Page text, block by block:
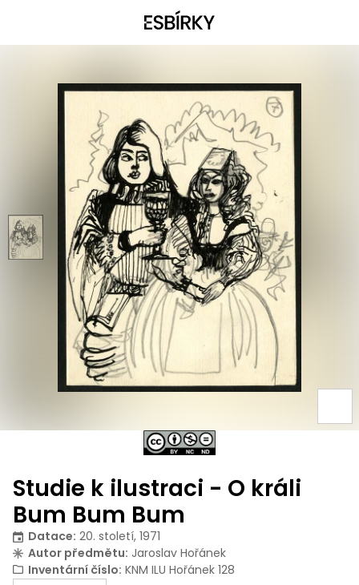
Studie k ilustraci - O králi
Bum Bum Bum
Datace: 20. století, 1971
Autor předmětu: Jaroslav Hořánek
Inventární číslo: KNM ILU Hořánek 128